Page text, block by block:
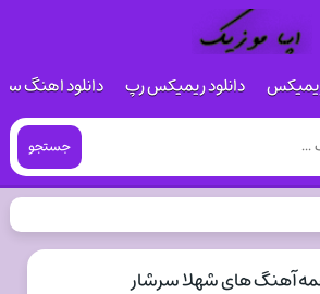
ریمیکس دانلود ریمیکس رپ دانلود اهنگ
جستجو
آهنگ های شهلا سرشار